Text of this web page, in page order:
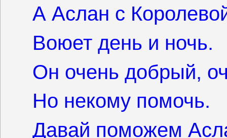
А Аслан с
Воюет день и ночь.
Он очень добрый,
Но некому помочь.
Давай поможем